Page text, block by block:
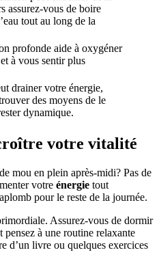
assurez-vous de boire
tout au long de la
profonde aide à oxygéner
à vous sentir plus
drainer votre énergie,
des moyens de le
dynamique.
votre vitalité
mou en plein après-midi? Pas de
votre énergie tout
pour le reste de la journée.
Assurez-vous de dormir
pensez à une routine relaxante
d’un livre ou quelques exercices